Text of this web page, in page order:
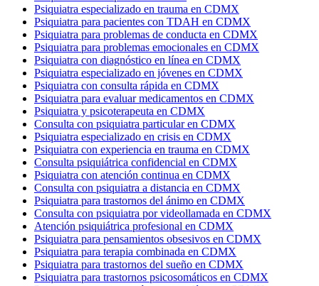
Psiquiatra especializado en trauma en CDMX
Psiquiatra para pacientes con TDAH en CDMX
Psiquiatra para problemas de conducta en CDMX
Psiquiatra para problemas emocionales en CDMX
Psiquiatra con diagnóstico en línea en CDMX
Psiquiatra especializado en jóvenes en CDMX
Psiquiatra con consulta rápida en CDMX
Psiquiatra para evaluar medicamentos en CDMX
Psiquiatra y psicoterapeuta en CDMX
Consulta con psiquiatra particular en CDMX
Psiquiatra especializado en crisis en CDMX
Psiquiatra con experiencia en trauma en CDMX
Consulta psiquiátrica confidencial en CDMX
Psiquiatra con atención continua en CDMX
Consulta con psiquiatra a distancia en CDMX
Psiquiatra para trastornos del ánimo en CDMX
Consulta con psiquiatra por videollamada en CDMX
Atención psiquiátrica profesional en CDMX
Psiquiatra para pensamientos obsesivos en CDMX
Psiquiatra para terapia combinada en CDMX
Psiquiatra para trastornos del sueño en CDMX
Psiquiatra para trastornos psicosomáticos en CDMX